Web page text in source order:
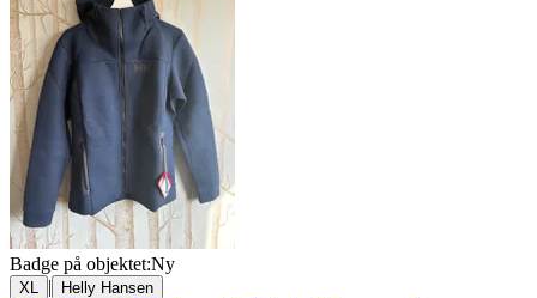
Badge på objektet:Ny
XL | Helly Hansen